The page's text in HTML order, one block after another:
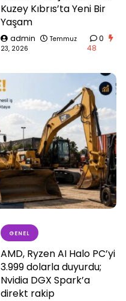
Kuzey Kıbrıs’ta Yeni Bir
Yaşam
admin
Temmuz
23, 2026
0
48
GENEL
AMD, Ryzen AI Halo PC’yi
3.999 dolarla duyurdu;
Nvidia DGX Spark’a
direkt rakip